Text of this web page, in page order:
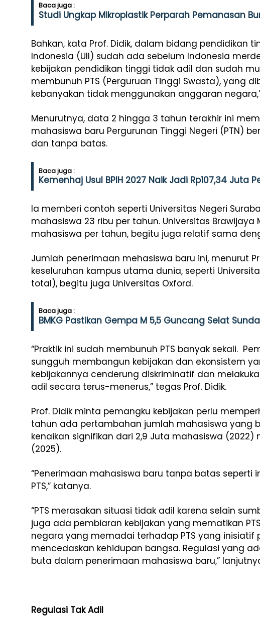
Baca juga :
Studi Ungkap Mikroplastik Perparah Pemanasan
Bahkan, kata Prof. Didik, dalam bidang pendidikan
Indonesia (UII) sudah ada sebelum Indonesia
kebijakan pendidikan tinggi tidak adil dan sudah
membunuh PTS (Perguruan Tinggi Swasta), yang
kebanyakan tidak menggunakan anggaran
Menurutnya, data 2 hingga 3 tahun terakhir ini
mahasiswa baru Pergurunan Tinggi Negeri (PTN)
dan tanpa batas.
Baca juga :
Kemenhaj Usul BPIH 2027 Naik Jadi Rp107,34 Juta
Ia memberi contoh seperti Universitas Negeri
mahasiswa 23 ribu per tahun. Universitas Brawijaya
mahasiswa per tahun, begitu juga relatif sama
Jumlah penerimaan mehasiswa baru ini, menurut
keseluruhan kampus utama dunia, seperti
total), begitu juga Universitas Oxford.
Baca juga :
BMKG Pastikan Gempa M 5,5 Guncang Selat
“Praktik ini sudah membunuh PTS banyak sekali.
sungguh membangun kebijakan dan ekonsistem
kebijakannya cenderung diskriminatif dan
adil secara terus-menerus,” tegas Prof. Didik.
Prof. Didik minta pemangku kebijakan perlu
tahun ada pertambahan jumlah mahasiswa yang
kenaikan signifikan dari 2,9 Juta mahasiswa
(2025).
“Penerimaan mahasiswa baru tanpa batas seperti
PTS,” katanya.
“PTS merasakan situasi tidak adil karena selain
juga ada pembiaran kebijakan yang mematikan
negara yang memadai terhadap PTS yang
mencedaskan kehidupan bangsa. Regulasi yang
buta dalam penerimaan mahasiswa baru,”
Regulasi Tak Adil